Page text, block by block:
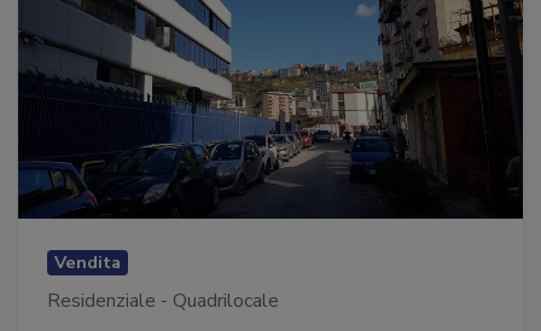
Vendita
Residenziale - Quadrilocale